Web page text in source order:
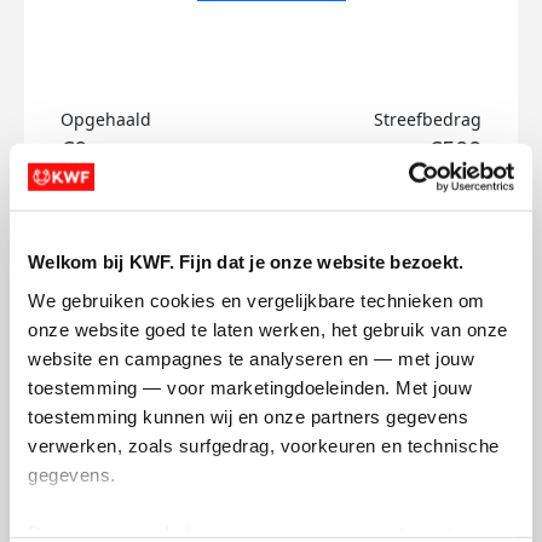
Welkom bij KWF. Fijn dat je onze website bezoekt.
We gebruiken cookies en vergelijkbare technieken om
onze website goed te laten werken, het gebruik van onze
website en campagnes te analyseren en — met jouw
toestemming — voor marketingdoeleinden. Met jouw
toestemming kunnen wij en onze partners gegevens
verwerken, zoals surfgedrag, voorkeuren en technische
gegevens.
Opgehaald
€0
Streefbedrag
€500
Doneer
Tim's badges